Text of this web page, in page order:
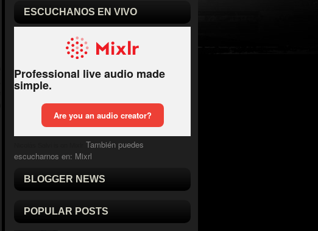
ESCUCHANOS EN VIVO
También puedes
escucharnos en: Mixrl
BLOGGER NEWS
POPULAR POSTS